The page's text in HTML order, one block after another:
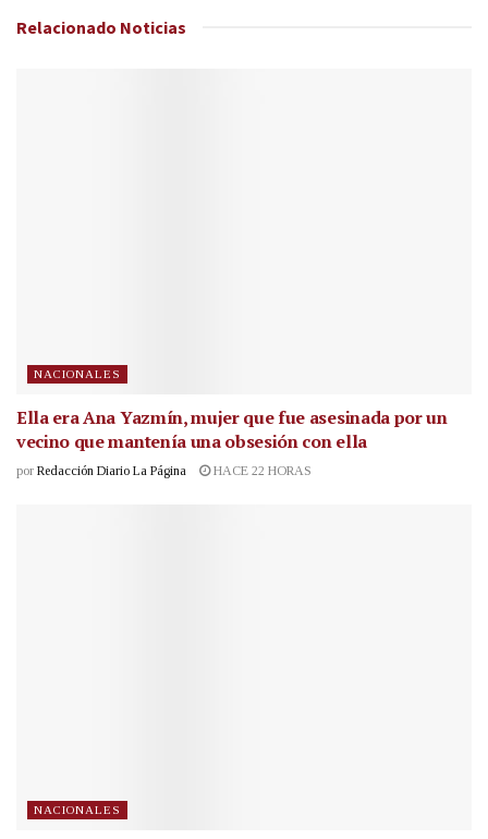
Relacionado Noticias
NACIONALES
Ella era Ana Yazmín, mujer que fue asesinada por un
vecino que mantenía una obsesión con ella
por Redacción Diario La Página HACE 22 HORAS
NACIONALES